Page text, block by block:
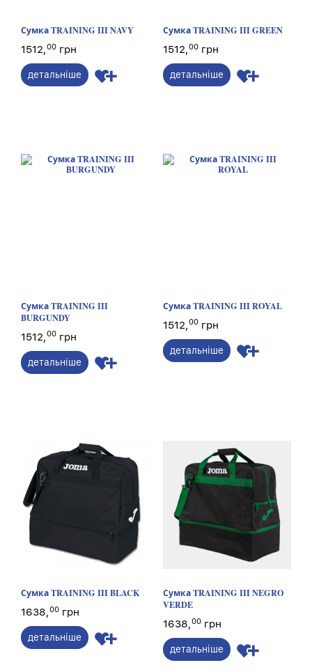
Сумка TRAINING III NAVY
1512,00 грн
детальніше
Сумка TRAINING III GREEN
1512,00 грн
детальніше
Сумка TRAINING III
BURGUNDY
1512,00 грн
детальніше
Сумка TRAINING III ROYAL
1512,00 грн
детальніше
Сумка TRAINING III BLACK
1638,00 грн
детальніше
Сумка TRAINING III NEGRO
VERDE
1638,00 грн
детальніше